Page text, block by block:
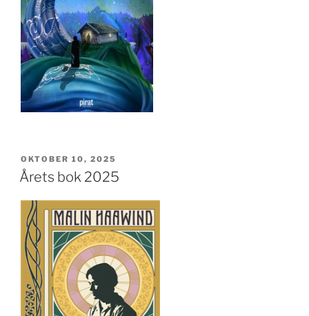
PUBLICERAT
OKTOBER 10, 2025
Årets bok 2025